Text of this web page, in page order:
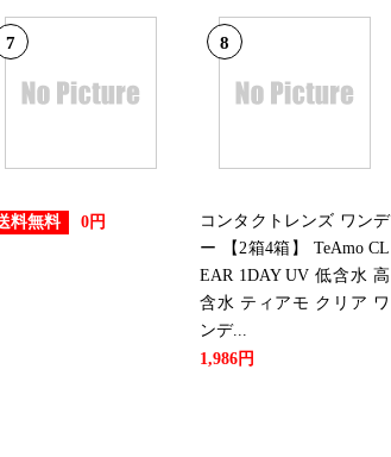
7
料無料 0円
8
コンタクトレンズ ワンデ
ー 【2箱4箱】 TeAmo CL
EAR 1DAY UV 低含水 高
含水 ティアモ クリア ワ
ンデ...
1,986円